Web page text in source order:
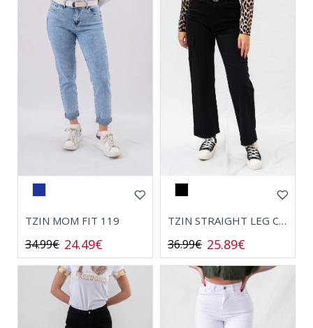
ΤΖΙΝ MOM FIT 119
24.49€
34.99€
ΤΖΙΝ STRAIGHT LEG CARGO 8101
25.89€
36.99€